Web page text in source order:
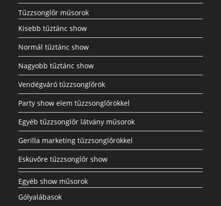
Tűzzsonglőr műsorok
Kisebb tűztánc show
Normál tűztánc show
Nagyobb tűztánc show
Vendégváró tűzzsonglőrök
Party show elem tűzzsonglőrökkel
Egyéb tűzzsonglőr látvány műsorok
Gerilla marketing tűzzsonglőrökkel
Esküvőre tűzzsonglőr show
Egyéb show műsorok
Gólyalábasok